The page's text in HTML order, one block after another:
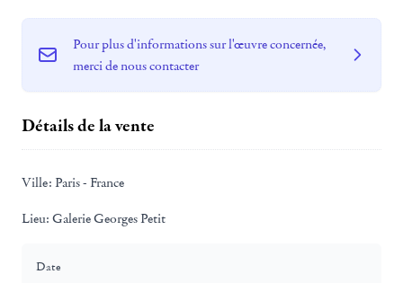
Pour plus d'informations sur l'œuvre concernée,
merci de nous contacter
Détails de la vente
Ville: Paris - France
Lieu: Galerie Georges Petit
Date